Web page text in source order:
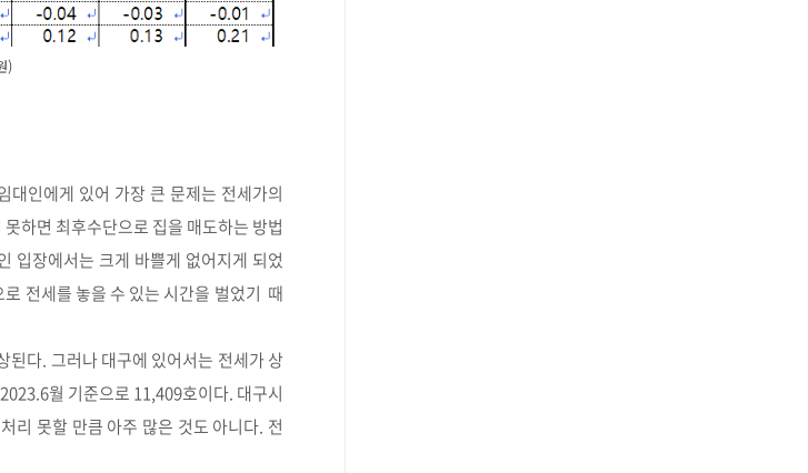
)
인에게 있어 가장 큰 문제는 전세가의
하면 최후수단으로 집을 매도하는 방법
입장에서는 크게 바쁠게 없어지게 되었
전세를 놓을 수 있는 시간을 벌었기 때
된다. 그러나 대구에 있어서는 전세가 상
월 기준으로 11,409호이다. 대구시
리 못할 만큼 아주 많은 것도 아니다. 전